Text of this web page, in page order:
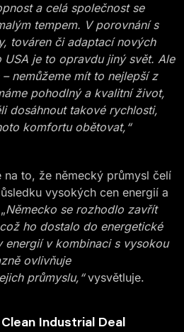
a celá společnost se
tempem. V porovnání s
továren či adaptací nových
USA je to opravdu jiný svět. Ale
nemůžeme mít to nejlepší z
pohodlný a kvalitní život,
dosáhnout takové rychlosti,
komfortu obětovat,“
na to, že německý průmysl čelí
vysokých cen energií a
Německo se rozhodlo zavřít
ho dostalo do energetické
energií v kombinaci s vysokou
ovlivňuje
průmyslu,“vysvětluje.
Industrial Deal